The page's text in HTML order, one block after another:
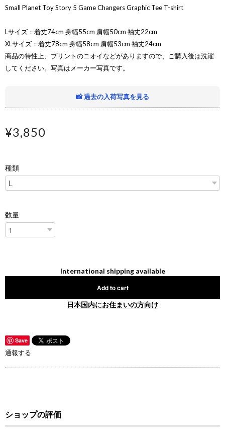
Small Planet Toy Story 5 Game Changers Graphic Tee T-shirt
Lサイズ：着丈74cm 身幅55cm 肩幅50cm 袖丈22cm
XLサイズ：着丈78cm 身幅58cm 肩幅53cm 袖丈24cm
商品の特性上、プリントのニオイなどがありますので、ご購入後は洗濯
してください。写真はメーカー写真です。
📸 過去の入荷写真を見る
¥3,850
種類
数量
International shipping available
Add to cart
日本国内にお住まいの方向け
Save
通報する
ショップの評価